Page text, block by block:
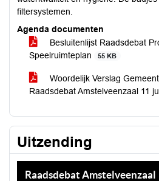
filtersystemen.
Agenda documenten
Besluitenlijst Raadsdebat
Speelruimteplan
55 KB
Woordelijk Verslag
Raadsdebat Amstelveenzaal 11
Uitzending